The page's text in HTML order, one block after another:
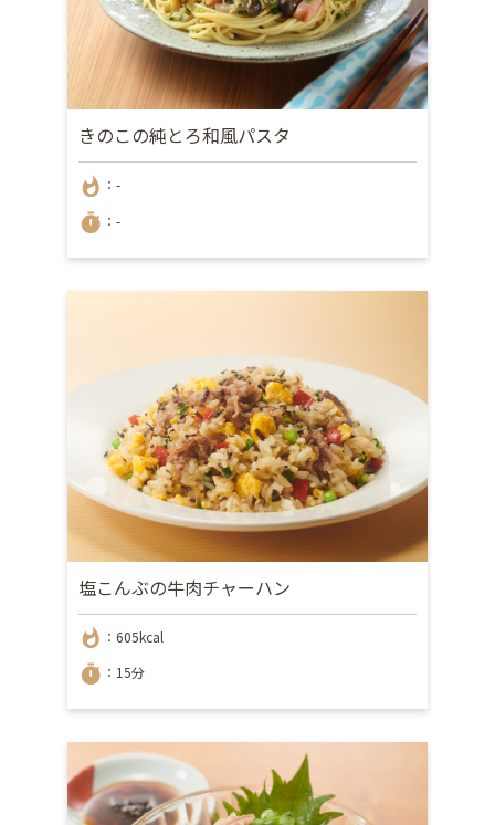
きのこの純とろ和風パスタ
whatshot ：-
timer ：-
塩こんぶの牛肉チャーハン
whatshot ：605kcal
timer ：15分